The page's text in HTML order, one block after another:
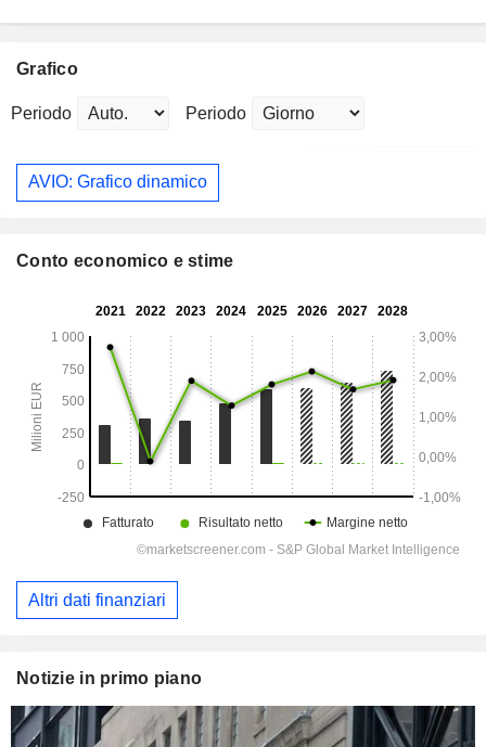
Grafico
Periodo Periodo
AVIO: Grafico dinamico
Conto economico e stime
Altri dati finanziari
Notizie in primo piano